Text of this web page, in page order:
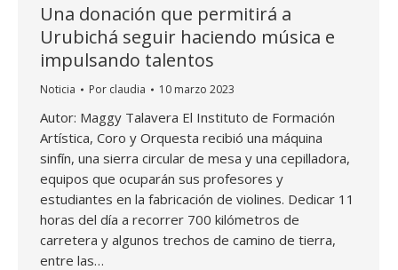
Una donación que permitirá a
Urubichá seguir haciendo música e
impulsando talentos
Noticia Por claudia 10 marzo 2023
Autor: Maggy Talavera El Instituto de Formación
Artística, Coro y Orquesta recibió una máquina
sinfín, una sierra circular de mesa y una cepilladora,
equipos que ocuparán sus profesores y
estudiantes en la fabricación de violines. Dedicar 11
horas del día a recorrer 700 kilómetros de
carretera y algunos trechos de camino de tierra,
entre las…